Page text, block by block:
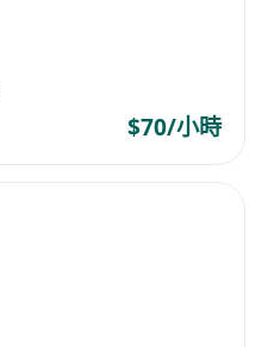
$70/小時